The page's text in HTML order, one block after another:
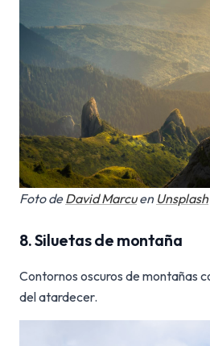
Foto deDavid Marcuen Unsplash
8. Siluetas de montaña
Contornos oscuros de montañas
del atardecer.